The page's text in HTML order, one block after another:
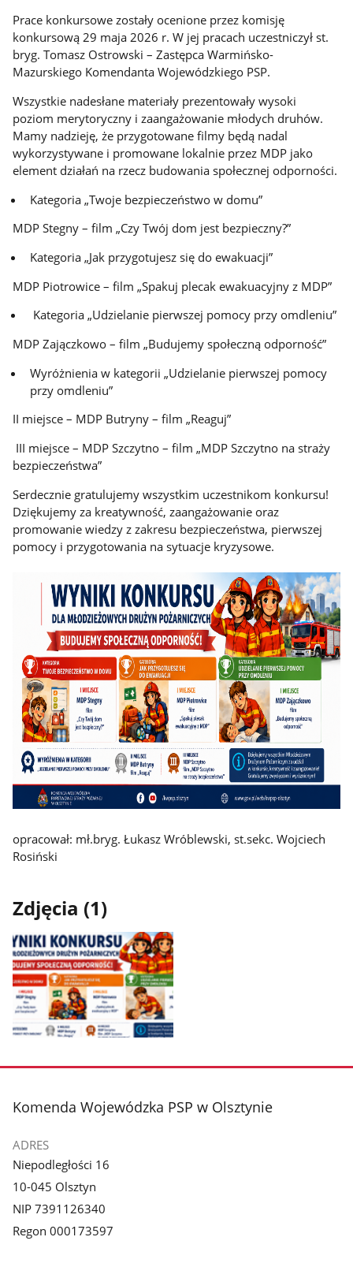
Prace konkursowe zostały ocenione przez komisję
konkursową 29 maja 2026 r. W jej pracach uczestniczył st.
bryg. Tomasz Ostrowski – Zastępca Warmińsko-
Mazurskiego Komendanta Wojewódzkiego PSP.
Wszystkie nadesłane materiały prezentowały wysoki
poziom merytoryczny i zaangażowanie młodych druhów.
Mamy nadzieję, że przygotowane filmy będą nadal
wykorzystywane i promowane lokalnie przez MDP jako
element działań na rzecz budowania społecznej odporności.
Kategoria „Twoje bezpieczeństwo w domu”
MDP Stegny – film „Czy Twój dom jest bezpieczny?”
Kategoria „Jak przygotujesz się do ewakuacji”
MDP Piotrowice – film „Spakuj plecak ewakuacyjny z MDP”
Kategoria „Udzielanie pierwszej pomocy przy omdleniu”
MDP Zajączkowo – film „Budujemy społeczną odporność”
Wyróżnienia w kategorii „Udzielanie pierwszej pomocy
przy omdleniu”
II miejsce – MDP Butryny – film „Reaguj”
III miejsce – MDP Szczytno – film „MDP Szczytno na straży
bezpieczeństwa”
Serdecznie gratulujemy wszystkim uczestnikom konkursu!
Dziękujemy za kreatywność, zaangażowanie oraz
promowanie wiedzy z zakresu bezpieczeństwa, pierwszej
pomocy i przygotowania na sytuacje kryzysowe.
opracował: mł.bryg. Łukasz Wróblewski, st.sekc. Wojciech
Rosiński
Zdjęcia (1)
zdjęcie
galerii.
stopka
Komenda Wojewódzka PSP w Olsztynie
ADRES
Niepodległości 16
10-045 Olsztyn
NIP 7391126340
Regon 000173597